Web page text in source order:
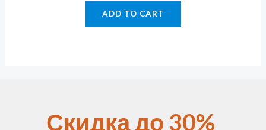
ADD TO CART
Скидка до 30%